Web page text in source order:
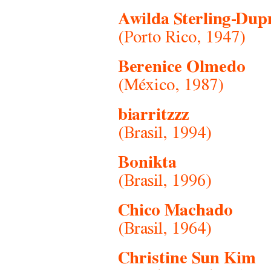
Awilda Sterling-
(Porto Rico, 1947)
Berenice Olmedo
(México, 1987)
biarritzzz
(Brasil, 1994)
Bonikta
(Brasil, 1996)
Chico Machado
(Brasil, 1964)
Christine Sun Kim